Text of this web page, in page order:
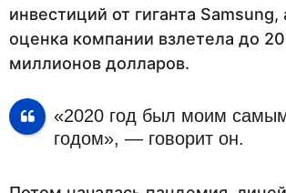
инвестиций от гиганта
оценка компании взлетела до
миллионов долларов.
«2020 год был моим
годом», — говорит он.